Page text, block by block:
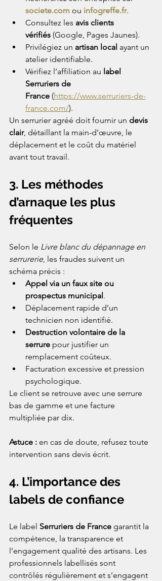
societe.com ou infogreffe.fr.
Consultez les avis clients
vérifiés (Google, Pages Jaunes).
Privilégiez un artisan local ayant un
atelier identifiable.
Vérifiez l’affiliation au label
Serruriers de
France (https://www.serruriers-de-
france.com/).
Un serrurier agréé doit fournir un devis
clair, détaillant la main-d’œuvre, le
déplacement et le coût du matériel
avant tout travail.
3. Les méthodes
d’arnaque les plus
fréquentes
Selon le Livre blanc du dépannage en
serrurerie, les fraudes suivent un
schéma précis :
Appel via un faux site ou
prospectus municipal .
Déplacement rapide d’un
technicien non identifié.
Destruction volontaire de la
serrure pour justifier un
remplacement coûteux.
Facturation excessive et pression
psychologique.
Le client se retrouve avec une serrure
bas de gamme et une facture
multipliée par dix.
Astuce : en cas de doute, refusez toute
intervention sans devis écrit.
4. L’importance des
labels de confiance
Le label Serruriers de France garantit la
compétence, la transparence et
l’engagement qualité des artisans. Les
professionnels labellisés sont
contrôlés régulièrement et s’engagent